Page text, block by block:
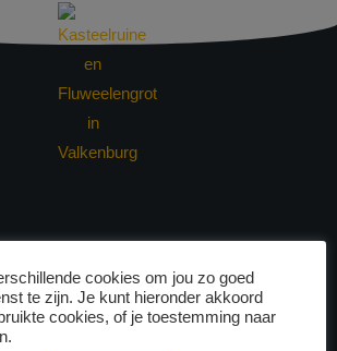
Fluweelengrot. Twee werelden, verbonden
vluchtgangen. Een dagje uit dat je in
anders vindt.
cookies om jou zo goed
te zijn. Je kunt hieronder akkoord
cookies, of je toestemming naar